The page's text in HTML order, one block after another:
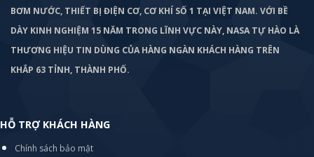
BƠM NƯỚC, THIẾT BỊ ĐIỆN CƠ, CƠ KHÍ SỐ 1 TẠI VIỆT NAM. VỚI BỀ
DÀY KINH NGHIỆM 15 NĂM TRONG LĨNH VỰC NÀY, NASA TỰ HÀO LÀ
THƯƠNG HIỆU TIN DÙNG CỦA HÀNG NGÀN KHÁCH HÀNG TRÊN
KHẮP 63 TỈNH, THÀNH PHỐ.
HỖ TRỢ KHÁCH HÀNG
Chính sách bảo mật